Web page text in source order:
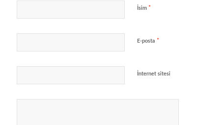
İsim *
E-posta *
İnternet sitesi